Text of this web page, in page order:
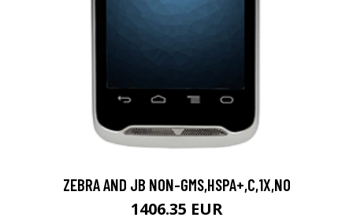
ZEBRA AND JB NON-GMS,HSPA+,C,1X,NO
1406.35 EUR